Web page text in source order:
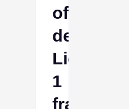
officielle
de
Ligue
1
française